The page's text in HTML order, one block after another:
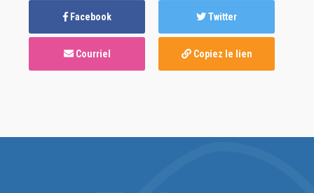
Facebook Twitter
Courriel Copiez le lien